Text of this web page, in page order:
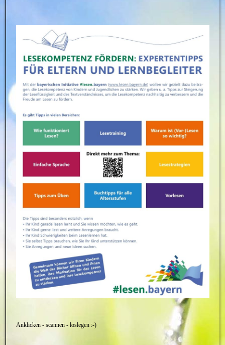
Anklicken - scannen - loslegen :-)